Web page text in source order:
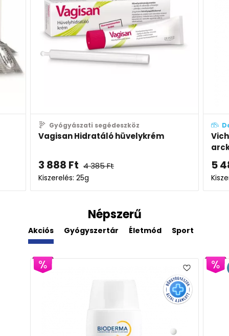
Gyógyászati segédeszköz
Vagisan Hidratáló hüvelykrém
3 888 Ft 4 385Ft
Kiszerelés: 25g
5
Népszerű
Akciós Gyógyszertár Életmód Sport